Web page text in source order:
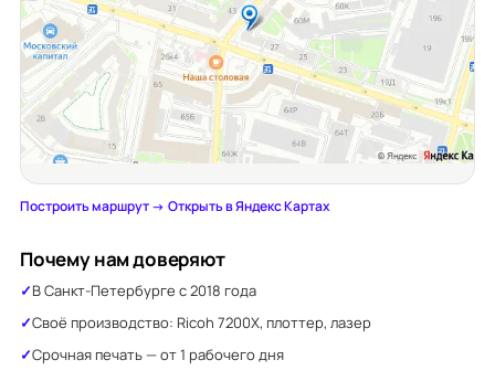
Построить маршрут →·Открыть в Яндекс Картах
Почему нам доверяют
В Санкт-Петербурге с 2018 года
Своё производство: Ricoh 7200X, плоттер, лазер
Срочная печать — от 1 рабочего дня